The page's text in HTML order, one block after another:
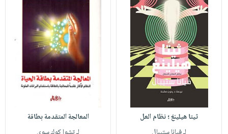
ثيتا هيلينغ ؛ نظام العل
المعالجة المتقدمة بطاقة